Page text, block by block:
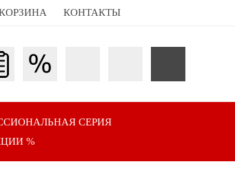
КОНТАКТЫ
СЕРИЯ
%